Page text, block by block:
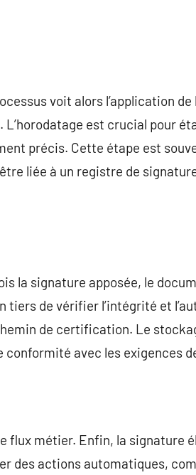
voit alors l’application
L’horodatage est crucial pour
précis. Cette étape est
liée à un registre de
la signature apposée, le
de vérifier l’intégrité et
de certification. Le
avec les exigences
flux métier. Enfin, la signature
des actions automatiques,